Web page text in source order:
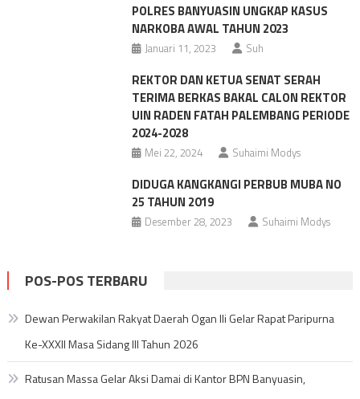
POLRES BANYUASIN UNGKAP KASUS
NARKOBA AWAL TAHUN 2023
Januari 11, 2023 Suh
REKTOR DAN KETUA SENAT SERAH
TERIMA BERKAS BAKAL CALON REKTOR
UIN RADEN FATAH PALEMBANG PERIODE
2024-2028
Mei 22, 2024 Suhaimi Modys
DIDUGA KANGKANGI PERBUB MUBA NO
25 TAHUN 2019
Desember 28, 2023 Suhaimi Modys
POS-POS TERBARU
Dewan Perwakilan Rakyat Daerah Ogan Ili Gelar Rapat Paripurna
Ke-XXXII Masa Sidang III Tahun 2026
Ratusan Massa Gelar Aksi Damai di Kantor BPN Banyuasin,